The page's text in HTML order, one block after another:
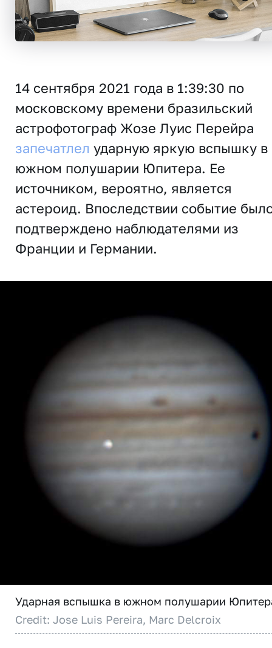
14 сентября 2021 года в 1:39:30 по
московскому времени бразильский
астрофотограф Жозе Луис Перейра
запечатлел ударную яркую вспышку в
южном полушарии Юпитера. Ее
источником, вероятно, является
астероид. Впоследствии событие
подтверждено наблюдателями из
Франции и Германии.
Ударная вспышка в южном полушарии
Credit: Jose Luis Pereira, Marc Delcroix